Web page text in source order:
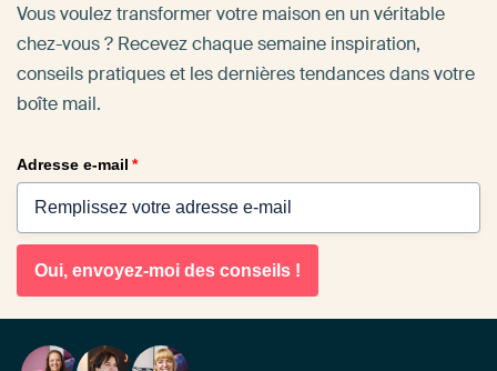
Vous voulez transformer votre maison en un véritable
chez-vous ? Recevez chaque semaine inspiration,
conseils pratiques et les dernières tendances dans votre
boîte mail.
Adresse e-mail *
Oui, envoyez-moi des conseils !